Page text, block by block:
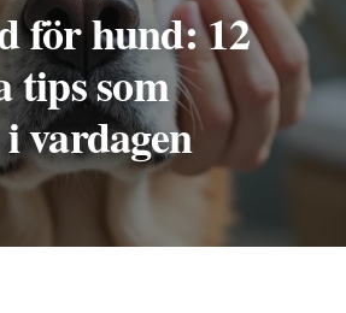
för hund: 12
tips som
vardagen